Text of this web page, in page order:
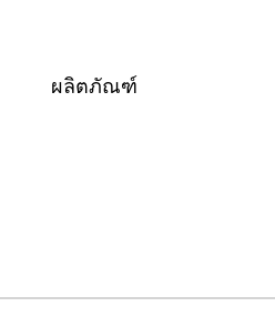
ผลิตภัณฑ์